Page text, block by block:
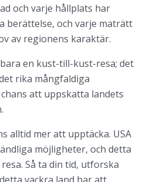
och varje hållplats har
berättelse, och varje maträtt
av regionens karaktär.
en kust-till-kust-resa; det
rika mångfaldiga
att uppskatta landets
alltid mer att upptäcka. USA
möjligheter, och detta
Så ta din tid, utforska